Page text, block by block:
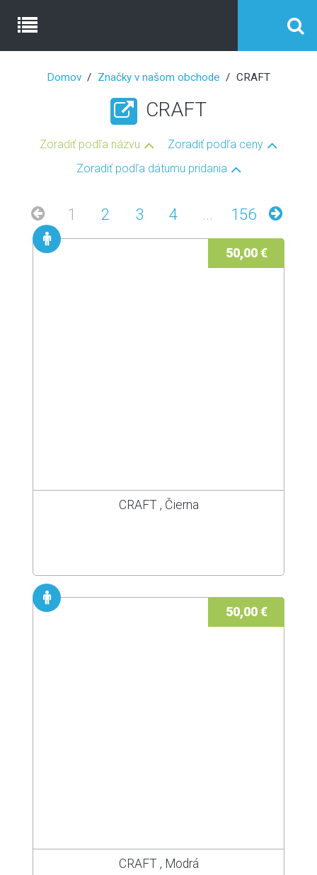
Domov Značky v našom obchode CRAFT
CRAFT
Zoradiť podľa názvu
Zoradiť podľa ceny
Zoradiť podľa dátumu pridania
1 2 3 4 ... 156
50,00 €
CRAFT , Čierna
50,00 €
CRAFT , Modrá